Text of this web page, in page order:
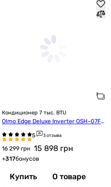
Кондиционер 7 тыс. BTU
Olmo Edge Deluxe Inverter OSH-07FR
3 отзыва
16 299 грн 15 898 грн
+317бонусов
Купить О товаре